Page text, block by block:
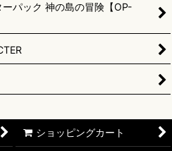
ーパック 神の島の冒険【OP-
ショッピングカート